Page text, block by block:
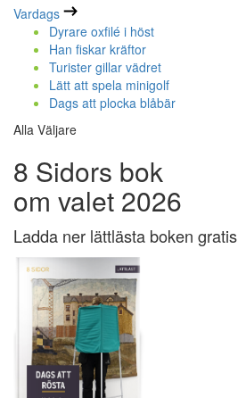
Vardags
Dyrare oxfilé i höst
Han fiskar kräftor
Turister gillar vädret
Lätt att spela minigolf
Dags att plocka blåbär
Alla Väljare
8 Sidors bok
om valet 2026
Ladda ner lättlästa boken gratis